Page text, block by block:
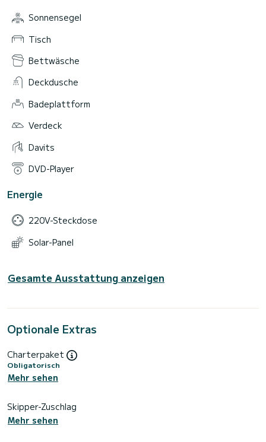
Sonnensegel
Tisch
Bettwäsche
Deckdusche
Badeplattform
Verdeck
Davits
DVD-Player
Energie
220V-Steckdose
Solar-Panel
Gesamte Ausstattung anzeigen
Optionale Extras
Charterpaket
Obligatorisch
Mehr sehen
Skipper-Zuschlag
Mehr sehen